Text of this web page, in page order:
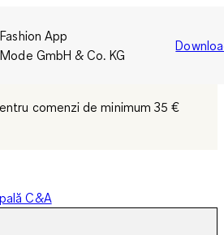
App
GmbH & Co. KG
comenzi de minimum 35 €
C&A